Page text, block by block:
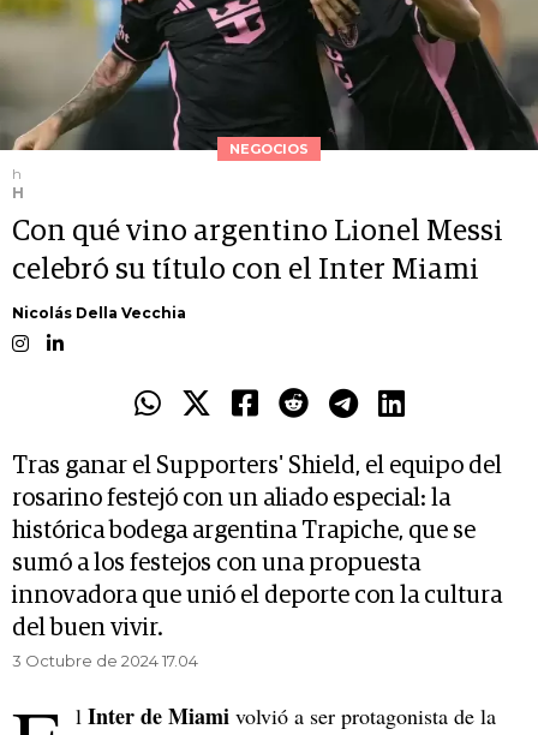
NEGOCIOS
h
H
Con qué vino argentino Lionel Messi
celebró su título con el Inter Miami
Nicolás Della Vecchia
Tras ganar el Supporters' Shield, el equipo del
rosarino festejó con un aliado especial: la
histórica bodega argentina Trapiche, que se
sumó a los festejos con una propuesta
innovadora que unió el deporte con la cultura
del buen vivir.
3 Octubre de 2024 17.04
l Inter de Miami volvió a ser protagonista de la